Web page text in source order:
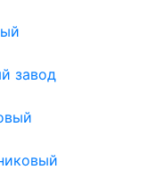
завод